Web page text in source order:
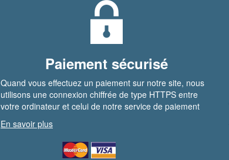
Paiement sécurisé
Quand vous effectuez un paiement sur notre site, nous
utilisons une connexion chiffrée de type HTTPS entre
votre ordinateur et celui de notre service de paiement
En savoir plus